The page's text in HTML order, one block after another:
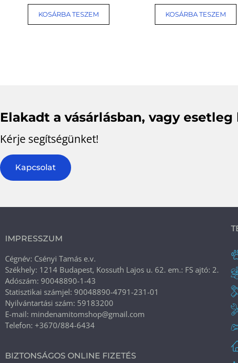
KOSÁRBA TESZEM KOSÁRBA TESZEM
Elakadt a vásárlásban, vagy esetleg
Kérje segítségünket!
Kapcsolat
IMPRESSZUM
Cégnév: Csényi Tamás e.v.
Székhely: 1214 Budapest, Kossuth Lajos u. 62. em.: FS ajtó: 2.
Adószám: 90048890-1-43
Statisztikai számjel: 90048890-4791-231-01
Nyilvántartási szám: 59183200
E-mail: mindenamitomshop@gmail.com
Telefon: +3670/884-6434
BIZTONSÁGOS ONLINE FIZETÉS